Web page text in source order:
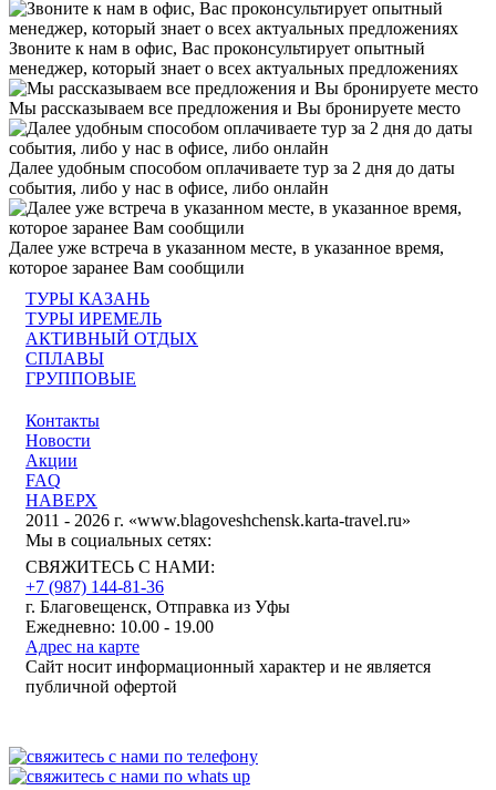
Звоните к нам в офис, Вас проконсультирует опытный
менеджер, который знает о всех актуальных предложениях
Мы рассказываем все предложения и Вы бронируете место
Далее удобным способом оплачиваете тур за 2 дня до даты
события, либо у нас в офисе, либо онлайн
Далее уже встреча в указанном месте, в указанное время,
которое заранее Вам сообщили
Контакты
Новости
Акции
FAQ
НАВЕРХ
2011 - 2026 г. «www.blagoveshchensk.karta-travel.ru»
ТУРЫ КАЗАНЬ
ТУРЫ ИРЕМЕЛЬ
АКТИВНЫЙ ОТДЫХ
СПЛАВЫ
ГРУППОВЫЕ
Мы в социальных сетях:
СВЯЖИТЕСЬ С НАМИ:
+7 (987) 144-81-36
г. Благовещенск, Отправка из Уфы
Ежедневно: 10.00 - 19.00
Адрес на карте
Сайт носит информационный характер и не является
публичной офертой